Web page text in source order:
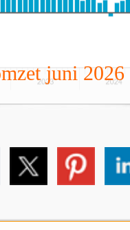
juni 2026